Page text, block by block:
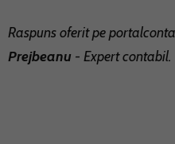
Raspuns oferit pe
Prejbeanu - Expert contabil.